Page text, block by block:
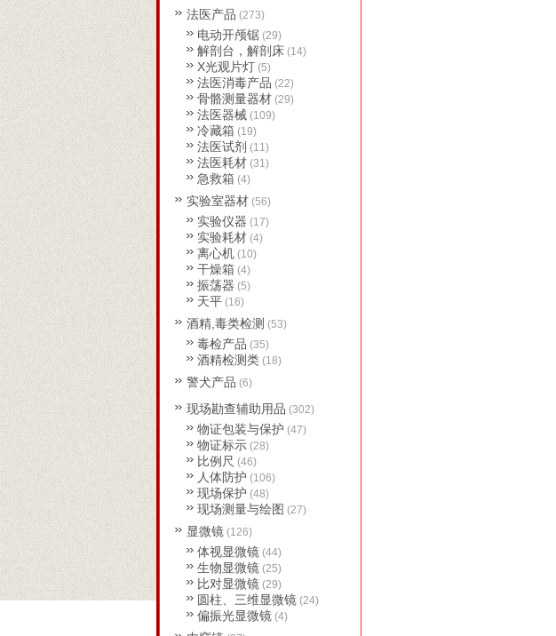
法医产品 (273)
电动开颅锯 (29)
解剖台，解剖床 (14)
X光观片灯 (5)
法医消毒产品 (22)
骨骼测量器材 (29)
法医器械 (109)
冷藏箱 (19)
法医试剂 (11)
法医耗材 (31)
急救箱 (4)
实验室器材 (56)
实验仪器 (17)
实验耗材 (4)
离心机 (10)
干燥箱 (4)
振荡器 (5)
天平 (16)
酒精,毒类检测 (53)
毒检产品 (35)
酒精检测类 (18)
警犬产品 (6)
现场勘查辅助用品 (302)
物证包装与保护 (47)
物证标示 (28)
比例尺 (46)
人体防护 (106)
现场保护 (48)
现场测量与绘图 (27)
显微镜 (126)
体视显微镜 (44)
生物显微镜 (25)
比对显微镜 (29)
圆柱、三维显微镜 (24)
偏振光显微镜 (4)